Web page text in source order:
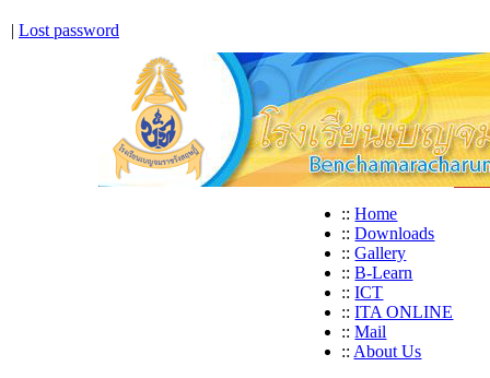
| Lost password
:: Home
:: Downloads
:: Gallery
:: B-Learn
:: ICT
:: ITA ONLINE
:: Mail
:: About Us